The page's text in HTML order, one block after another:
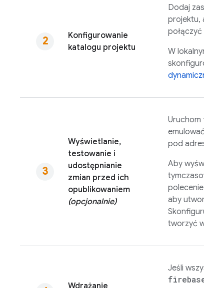
Konfigurowanie
katalogu projektu
Dodaj zasoby
projektu, a
połączyć
W lokalnym
skonfigurować
dynamicznego
Wyświetlanie,
testowanie i
udostępnianie
zmian przed ich
opublikowaniem
(opcjonalnie)
Uruchom
emulować
pod adresem
Aby wyświetlić
polecenie
aby utworzyć i
Skonfiguruj
tworzyć
Wdrażanie
Jeśli wszystko
firebase